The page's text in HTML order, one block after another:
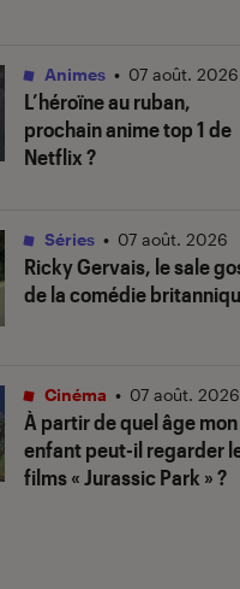
L’héroïne au ruban,
prochain anime top 1 de
Netflix ?
Animes • 07 août. 2026
Ricky Gervais, le sale
de la comédie
Séries • 07 août. 2026
À partir de quel âge mon
enfant peut-il regarder
films « Jurassic Park » ?
Cinéma • 07 août. 2026